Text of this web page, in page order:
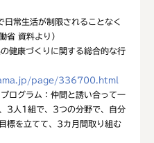
日常生活が制限されることなく
省 資料より）
健康づくりに関する総合的な行
page/336700.html
ログラム：仲間と誘い合って一
3人1組で、3つの分野で、自分
標を立てて、3カ月間取り組む